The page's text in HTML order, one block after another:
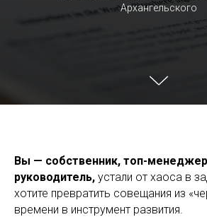
Архангельского
Вы — собственник, топ-
руководитель, устали от хаоса в
хотите превратить совещания из
времени в инструмент развития.